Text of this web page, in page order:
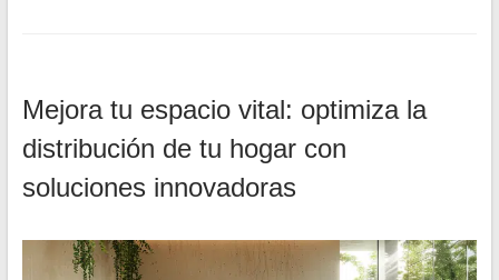
Mejora tu espacio vital: optimiza la
distribución de tu hogar con
soluciones innovadoras